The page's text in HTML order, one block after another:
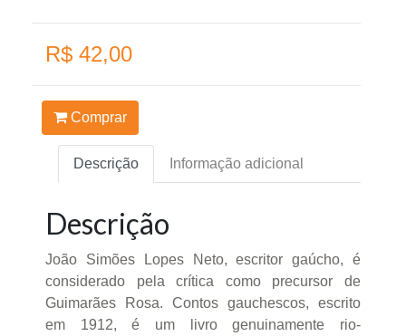
R$ 42,00
Comprar
Descrição Informação adicional
Descrição
João Simões Lopes Neto, escritor gaúcho, é
considerado pela crítica como precursor de
Guimarães Rosa. Contos gauchescos, escrito
em 1912, é um livro genuinamente rio-